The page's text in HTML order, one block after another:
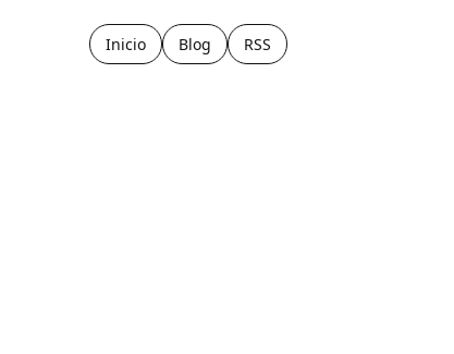
Inicio Blog RSS